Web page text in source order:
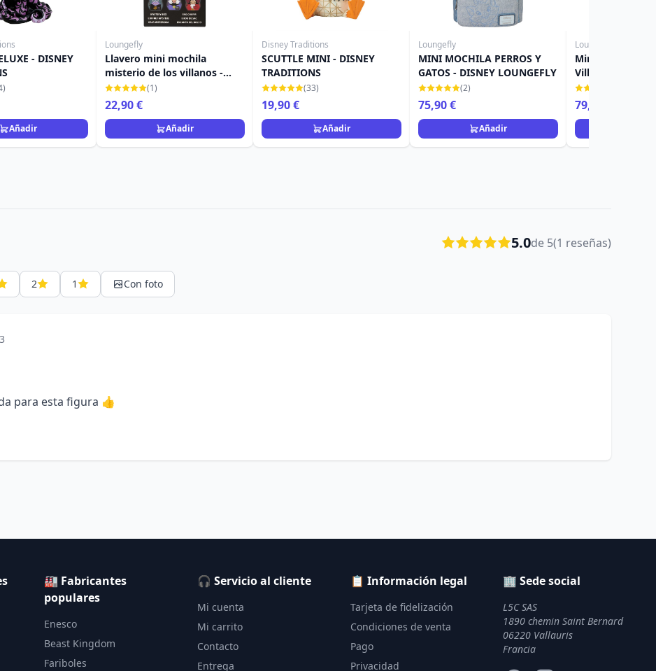
- DISNEY
Añadir
Loungefly
Llavero mini mochila
misterio de los villanos -
Disney Loungefly
(1)
22,90 €
Añadir
Disney Traditions
SCUTTLE MINI - DISNEY
TRADITIONS
(33)
19,90 €
Añadir
Loungefly
MINI MOCHILA PERROS Y
GATOS - DISNEY LOUNGEFLY
(2)
75,90 €
Añadir
Loungefly
Mini mochila
Villains - DISNEY
LOUNGEFLY
79,90 €
5.0de 5(1 reseñas)
2 1 Con foto
para esta figura 👍
🏭 Fabricantes
populares
Enesco
Beast Kingdom
Fariboles
🎧 Servicio al cliente
Mi cuenta
Mi carrito
Contacto
Entrega
📋 Información legal
Tarjeta de fidelización
Condiciones de venta
Pago
Privacidad
🏢 Sede social
L5C SAS
1890 chemin Saint Bernard
06220 Vallauris
Francia